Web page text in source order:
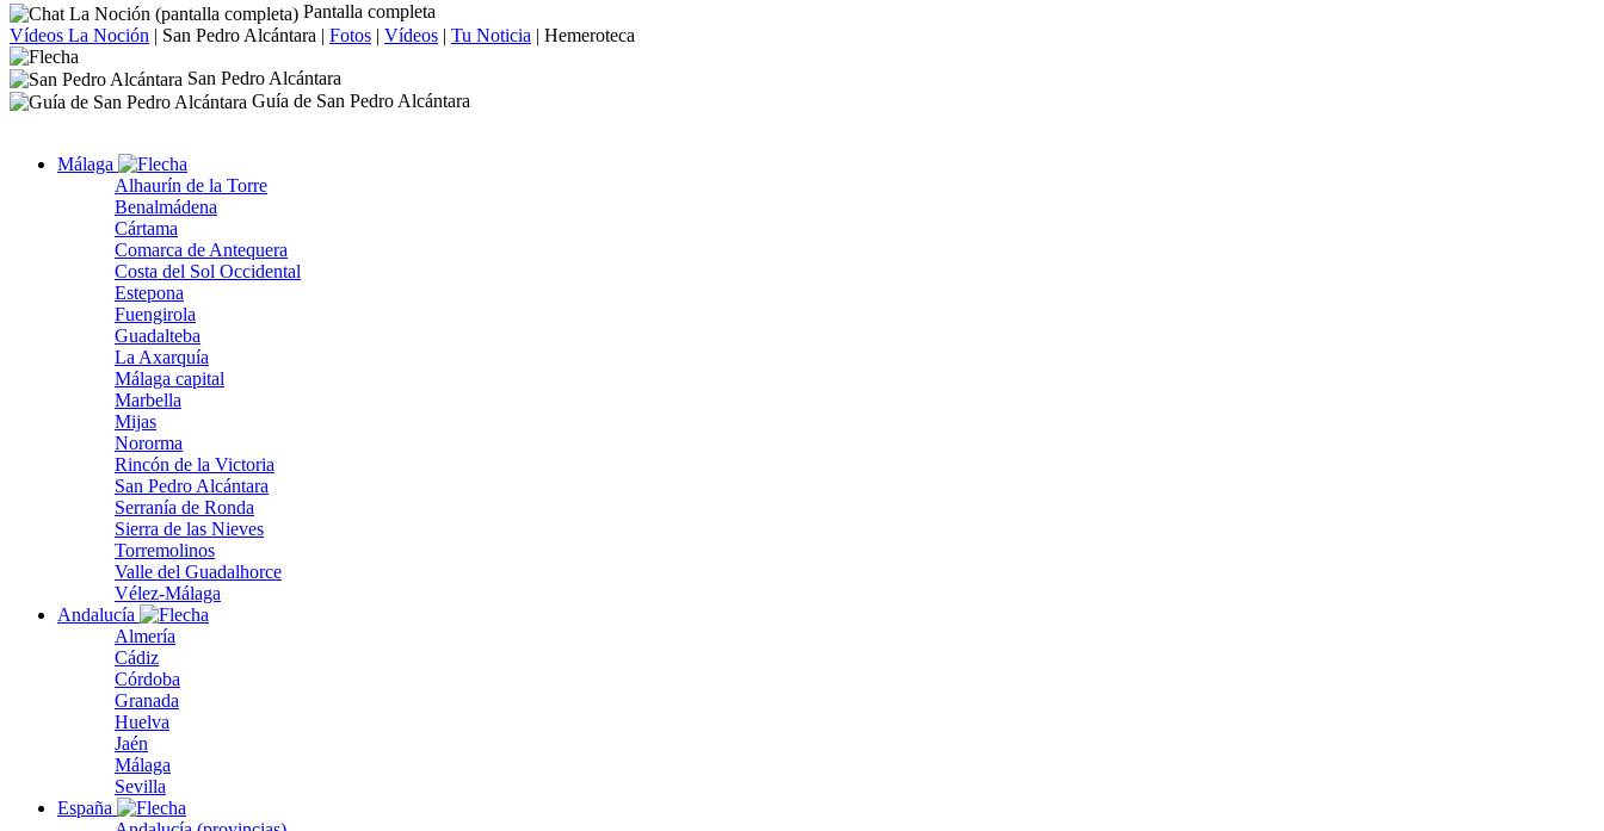
Pantalla completa
Vídeos La Noción | San Pedro Alcántara | Fotos | Vídeos | Tu Noticia | Hemeroteca
San Pedro Alcántara
Guía de San Pedro Alcántara
Málaga
Alhaurín de la Torre
Benalmádena
Cártama
Comarca de Antequera
Costa del Sol Occidental
Estepona
Fuengirola
Guadalteba
La Axarquía
Málaga capital
Marbella
Mijas
Nororma
Rincón de la Victoria
San Pedro Alcántara
Serranía de Ronda
Sierra de las Nieves
Torremolinos
Valle del Guadalhorce
Vélez-Málaga
Andalucía
Almería
Cádiz
Córdoba
Granada
Huelva
Jaén
Málaga
Sevilla
España